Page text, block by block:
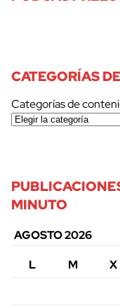
CATEGORÍAS
Categorías de
MINUTO
AGOSTO 2026
L
M X